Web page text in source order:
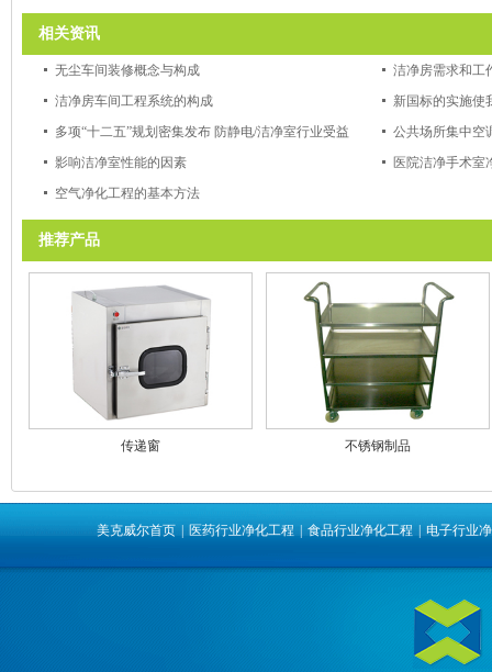
相关资讯
无尘车间装修概念与构成
洁净房需求和工
洁净房车间工程系统的构成
新国标的实施使
多项“十二五”规划密集发布 防静电/洁净室行业受益
公共场所集中空
影响洁净室性能的因素
医院洁净手术室
空气净化工程的基本方法
推荐产品
传递窗 不锈钢制品
美克威尔首页 医药行业净化工程 食品行业净化工程 电子行业